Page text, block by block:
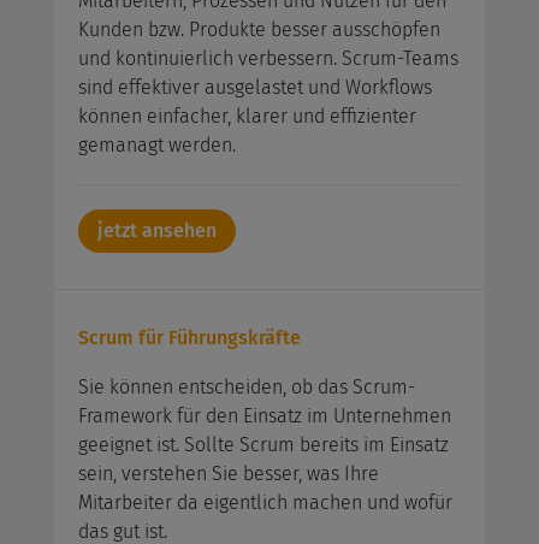
Kunden bzw. Produkte besser ausschöpfen
und kontinuierlich verbessern. Scrum-Teams
sind effektiver ausgelastet und Workflows
können einfacher, klarer und effizienter
gemanagt werden.
jetzt ansehen
Scrum für Führungskräfte
Sie können entscheiden, ob das Scrum-
Framework für den Einsatz im Unternehmen
geeignet ist. Sollte Scrum bereits im Einsatz
sein, verstehen Sie besser, was Ihre
Mitarbeiter da eigentlich machen und wofür
das gut ist.